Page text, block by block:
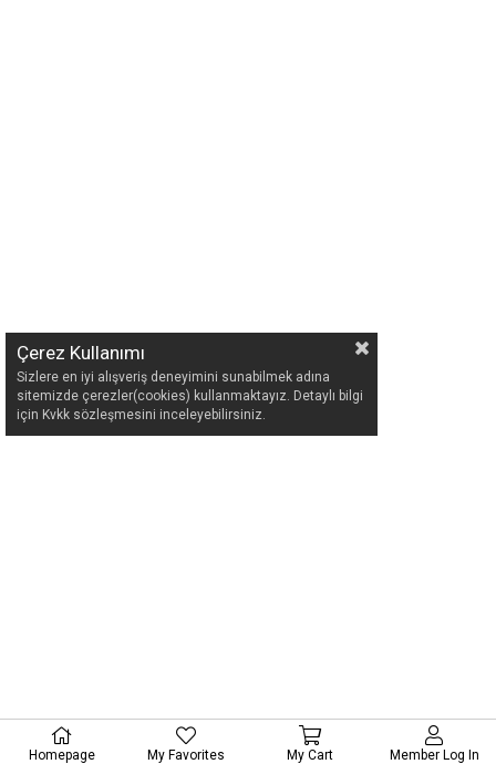
Çerez Kullanımı
Sizlere en iyi alışveriş deneyimini sunabilmek adına
sitemizde çerezler(cookies) kullanmaktayız. Detaylı bilgi
için Kvkk sözleşmesini inceleyebilirsiniz.
Homepage My Favorites My Cart Member Log In